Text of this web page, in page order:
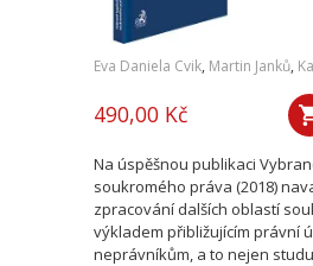
Eva Daniela Cvik, Martin Janků,
490,00 Kč
Na úspěšnou publikaci
soukromého práva (2018)
zpracování dalších oblastí
výkladem přibližujícím právní
neprávníkům, a to nejen